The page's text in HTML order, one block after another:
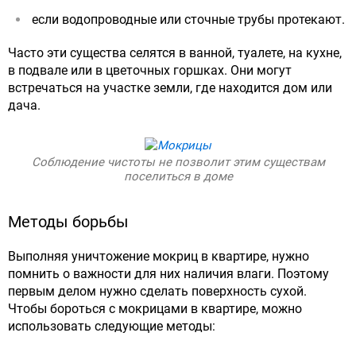
если водопроводные или сточные трубы протекают.
Часто эти существа селятся в ванной, туалете, на кухне,
в подвале или в цветочных горшках. Они могут
встречаться на участке земли, где находится дом или
дача.
Соблюдение чистоты не позволит этим существам
поселиться в доме
Методы борьбы
Выполняя уничтожение мокриц в квартире, нужно
помнить о важности для них наличия влаги. Поэтому
первым делом нужно сделать поверхность сухой.
Чтобы бороться с мокрицами в квартире, можно
использовать следующие методы: